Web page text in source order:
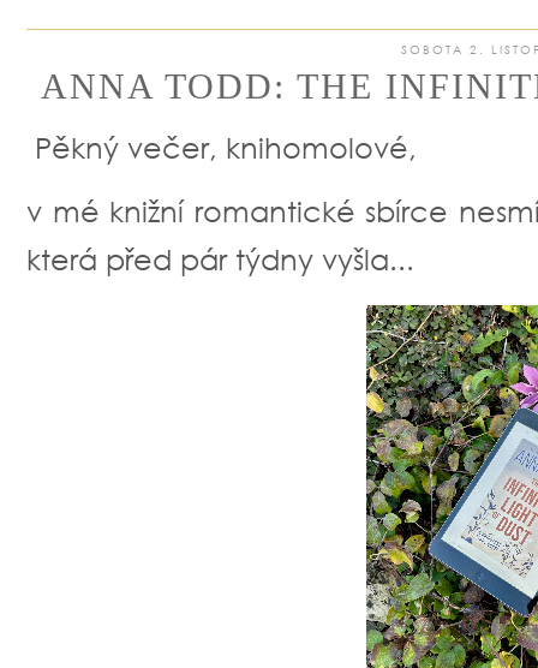
SOBOTA 2.
ANNA TODD: THE
Pěkný večer, knihomolové,
v mé knižní romantické sbírce
která před pár týdny vyšla...